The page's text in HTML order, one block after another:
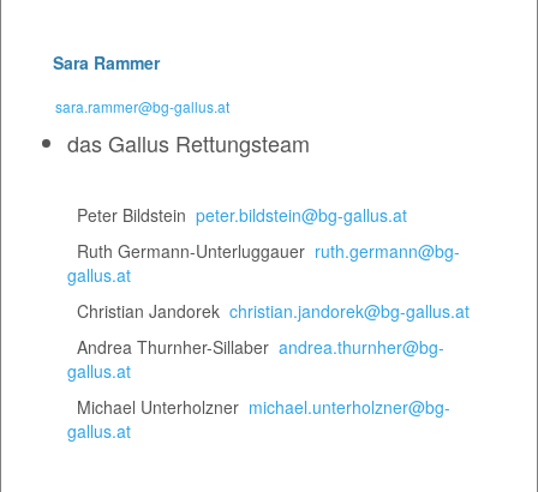
Sara Rammer
sara.rammer@bg-gallus.at
das Gallus Rettungsteam
Peter Bildstein peter.bildstein@bg-gallus.at
Ruth Germann-Unterluggauer ruth.germann@bg-
gallus.at
Christian Jandorek christian.jandorek@bg-gallus.at
Andrea Thurnher-Sillaber andrea.thurnher@bg-
gallus.at
Michael Unterholzner michael.unterholzner@bg-
gallus.at